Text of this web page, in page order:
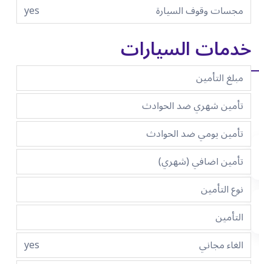
مجسات وقوف السيارة
yes
خدمات السيارات
مبلغ التأمين
تأمين شهري ضد الحوادث
تأمين يومي ضد الحوادث
تأمين اضافي (شهري)
نوع التأمين
التأمين
الغاء مجاني
yes